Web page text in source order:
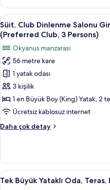
Child)
için
tüm
fotoğrafları
görün
Girişi,
Okyanus
Manzaralı
(Preferred
Club,
2
Adults
+
Child)
daha
fazla
Süit,
Club
Dinlenme
Salonu
Girişi,
Okyanus
Manzaralı
(Preferred
Club,
Persons)
fotoğrafları
görün
9
Süit, Club Dinlenme Salonu
(Preferred Club, 3 Persons)
Okyanus manzarası
56 metre kare
1 yatak odası
3 kişilik
1 en Büyük Boy (King) Yatak, 2
Ücretsiz kablosuz internet
Daha çok detay
Süit,
Girişi,
Okyanus
Manzaralı
(Preferred
Tek
Büyük
5
Tek Büyük Yataklı Oda, Teras,